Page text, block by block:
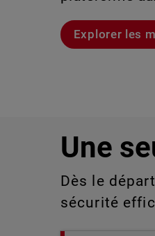
Explorer les
aux
détecter ou
Voici Rai
Découvrez
Une
Dès le
sécurité